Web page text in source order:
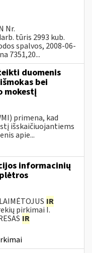
Nr.
tūris 2993 kub.
spalvos, 2008-06-
7351,20...
duomenis
bei
mokestį
primena, kad
išskaičiuojantiems
apie...
informacinių
IR
pirkimai I.
IR